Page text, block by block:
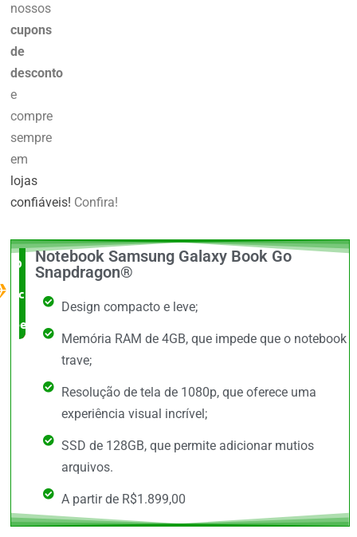
nossos
cupons
de
desconto
e
compre
sempre
em
lojas
confiáveis! Confira!
O Melhor
custo x
benefício
Notebook Samsung Galaxy Book Go
Snapdragon®
Design compacto e leve;
Memória RAM de 4GB, que impede que o notebook
trave;
Resolução de tela de 1080p, que oferece uma
experiência visual incrível;
SSD de 128GB, que permite adicionar mutios
arquivos.
A partir de R$1.899,00